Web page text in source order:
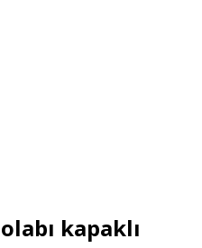
kapaklı